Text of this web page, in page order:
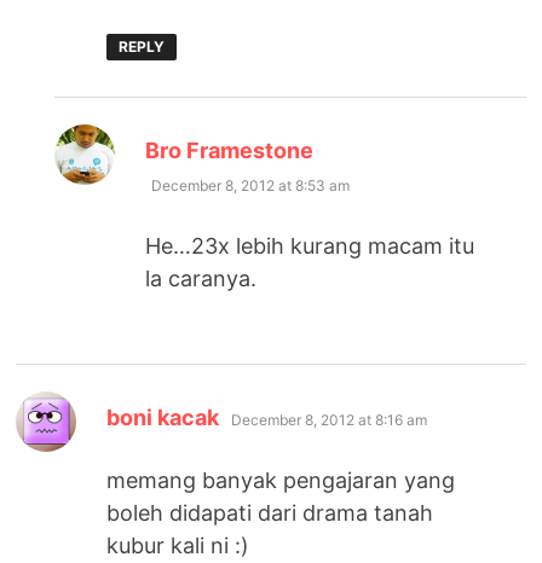
REPLY
Bro Framestone
December 8, 2012 at 8:53 am
He…23x lebih kurang macam itu
la caranya.
boni kacak says:
December 8, 2012 at 8:16 am
memang banyak pengajaran yang
boleh didapati dari drama tanah
kubur kali ni :)